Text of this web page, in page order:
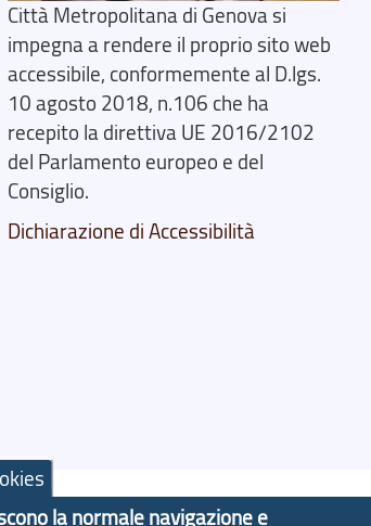
Città Metropolitana di Genova si
impegna a rendere il proprio sito web
accessibile, conformemente al D.lgs.
10 agosto 2018, n.106 che ha
recepito la direttiva UE 2016/2102
del Parlamento europeo e del
Consiglio.
Dichiarazione di Accessibilità
la normale navigazione e